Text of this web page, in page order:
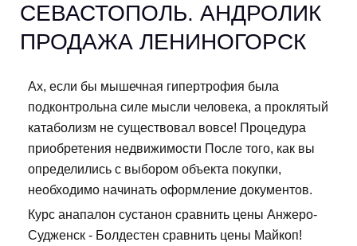
СЕВАСТОПОЛЬ. АНДРОЛИК
ПРОДАЖА ЛЕНИНОГОРСК
Ах, если бы мышечная гипертрофия была
подконтрольна силе мысли человека, а проклятый
катаболизм не существовал вовсе! Процедура
приобретения недвижимости После того, как вы
определились с выбором объекта покупки,
необходимо начинать оформление документов.
Курс анапалон сустанон сравнить цены Анжеро-
Судженск - Болдестен сравнить цены Майкоп!